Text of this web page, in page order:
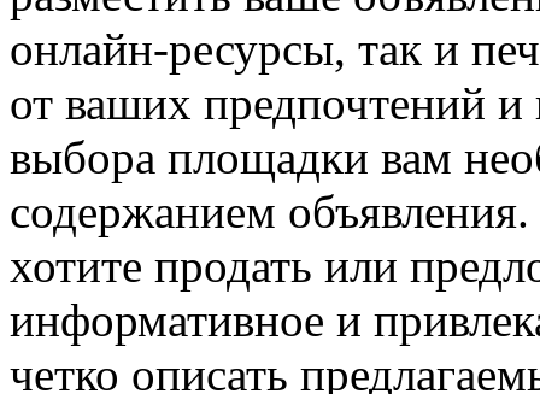
онлайн-ресурсы, так и
от ваших предпочтений
выбора площадки вам
содержанием
хотите продать или
информативное и
четко описать